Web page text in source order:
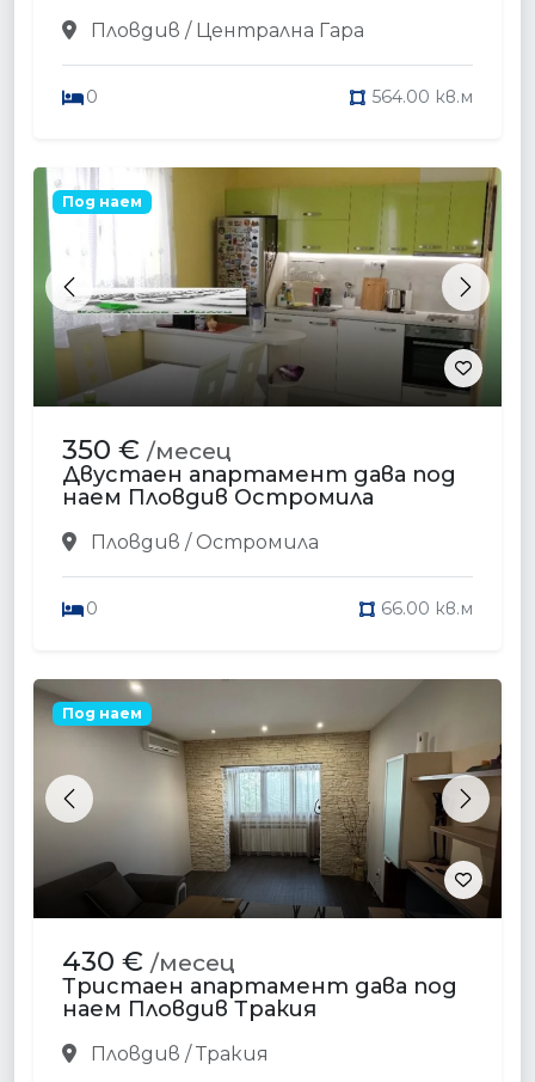
Пловдив / Централна Гара
0 564.00 кв.м
Previous Next
Под наем
350 € /месец
Двустаен апартамент дава под
наем Пловдив Остромила
Пловдив / Остромила
0 66.00 кв.м
Previous Next
Под наем
430 € /месец
Тристаен апартамент дава под
наем Пловдив Тракия
Пловдив / Тракия